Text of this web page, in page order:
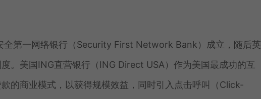
全第一网络银行（Security First Network Bank）成立，随后英
。美国ING直营银行（ING Direct USA）作为美国最成功的互
的商业模式，以获得规模效益，同时引入点击呼叫（Click-